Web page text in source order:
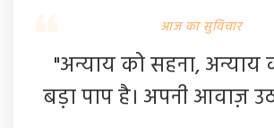
आज का सुविचार
"अन्याय को सहना, अन्याय
बड़ा पाप है। अपनी आवाज़